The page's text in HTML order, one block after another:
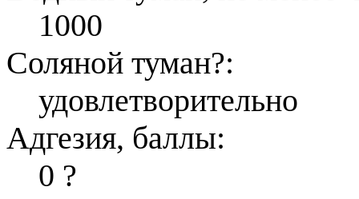
1000
Соляной туман?:
удовлетворительно
Адгезия, баллы:
0 ?